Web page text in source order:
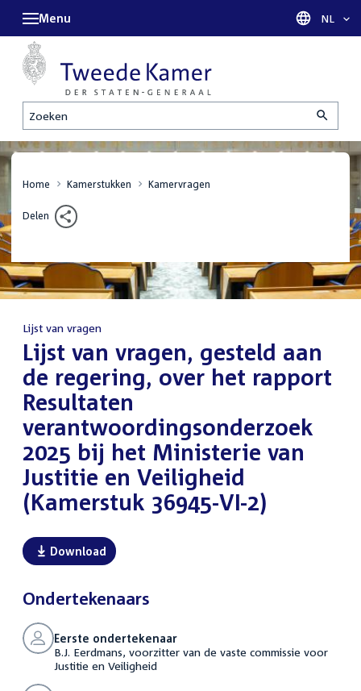
Zoeken
Menu Taal
NL
Home Kamerstukken Kamervragen
Delen
Lijst van vragen
:Lijst van vragen, gesteld aan
de regering, over het rapport
Resultaten
verantwoordingsonderzoek
2025 bij het Ministerie van
Justitie en Veiligheid
(Kamerstuk 36945-VI-2)
Download
Ondertekenaars
Eerste ondertekenaar
B.J. Eerdmans, voorzitter van de vaste commissie voor
Justitie en Veiligheid